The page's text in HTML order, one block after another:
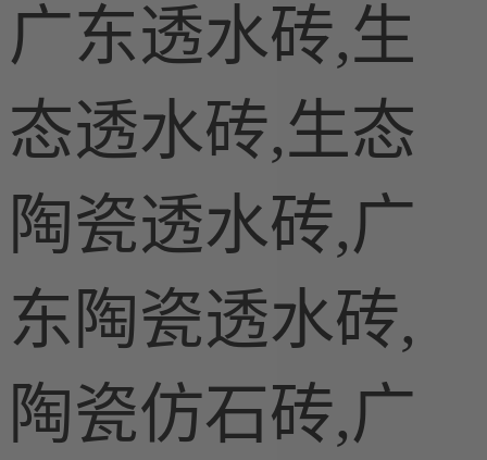
广东透水砖,生
态透水砖,生态
陶瓷透水砖,广
东陶瓷透水砖,
陶瓷仿石砖,广